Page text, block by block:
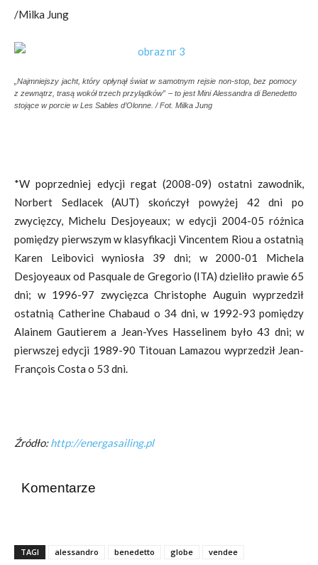
/Milka Jung
„Najmniejszy jacht, który opłynął świat w samotnym rejsie non-stop, bez pomocy
z zewnątrz, trasą wokół trzech przylądków” – to jest Mini Alessandra di Benedetto
stojące w porcie w Les Sables d’Olonne. / Fot. Milka Jung
*W poprzedniej edycji regat (2008-09) ostatni zawodnik,
Norbert Sedlacek (AUT) skończył powyżej 42 dni po
zwycięzcy, Michelu Desjoyeaux; w edycji 2004-05 różnica
pomiędzy pierwszym w klasyfikacji Vincentem Riou a ostatnią
Karen Leibovici wyniosła 39 dni; w 2000-01 Michela
Desjoyeaux od Pasquale de Gregorio (ITA) dzieliło prawie 65
dni; w 1996-97 zwycięzca Christophe Auguin wyprzedził
ostatnią Catherine Chabaud o 34 dni, w 1992-93 pomiędzy
Alainem Gautierem a Jean-Yves Hasselinem było 43 dni; w
pierwszej edycji 1989-90 Titouan Lamazou wyprzedził Jean-
François Costa o 53 dni.
Źródło:http://energasailing.pl
Komentarze
TAGI alessandro benedetto globe vendee